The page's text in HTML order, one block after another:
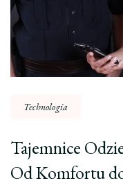
Technologia
Tajemnice
Od Komfortu